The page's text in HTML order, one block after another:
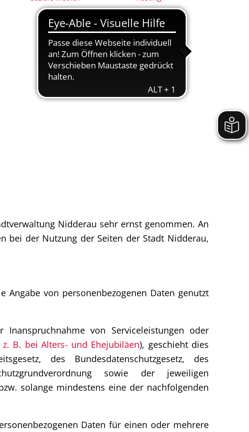
(Anregungs- und Ereignismanagement - AEM)
Nachhaltigkeit
für (Neu-)Bürger
Nidderbad
Stadtplan
Nidderau sehr ernst genommen. An
bei der Nutzung der Seiten der Stadt Nidderau,
von personenbezogenen Daten genutzt
von Serviceleistungen oder
B. bei Alters- und Ehejubiläen), geschieht dies
des Bundesdatenschutzgesetz, des
sowie der jeweiligen
solange mindestens eine der nachfolgenden
Daten für einen oder mehrere